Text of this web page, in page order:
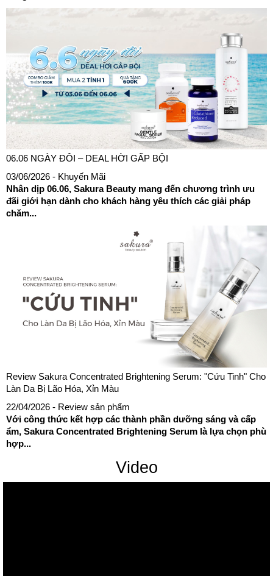
06.06 NGÀY ĐÔI – DEAL HỜI GẤP BỘI
03/06/2026 - Khuyến Mãi
Nhân dịp 06.06, Sakura Beauty mang đến chương trình ưu
đãi giới hạn dành cho khách hàng yêu thích các giải pháp
chăm...
Review Sakura Concentrated Brightening Serum: "Cứu Tinh" Cho
Làn Da Bị Lão Hóa, Xỉn Màu
22/04/2026 - Review sản phẩm
Với công thức kết hợp các thành phần dưỡng sáng và cấp
ẩm, Sakura Concentrated Brightening Serum là lựa chọn phù
hợp...
Video